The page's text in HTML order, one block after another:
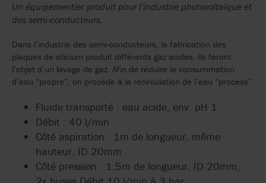
Un équipementier produit pour l'industrie photovoltaïque et
des semi-conducteurs.
Dans l’industrie des semi-conducteurs, la fabrication des
plaques de silicium produit différents gaz acides. Ils feront
l’objet d’un lavage de gaz. Afin de réduire la consummation
d’eau “propre”, on procède à la recirculation de l’eau “process”.
Fluide transporté : eau acide, env. pH 1
Débit : 40 l/min
Côté aspiration : 1m de longueur, même
hauteur, ID 20mm
Côté pression : 1,5m de longueur, ID 20mm,